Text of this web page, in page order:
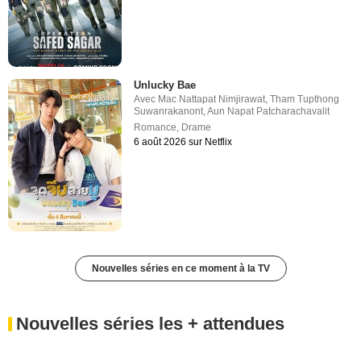
Unlucky Bae
Avec Mac Nattapat Nimjirawat,Tham Tupthong
Suwanrakanont,Aun Napat Patcharachavalit
Romance, Drame
6 août 2026 sur Netflix
Nouvelles séries en ce moment à la TV
Nouvelles séries les + attendues